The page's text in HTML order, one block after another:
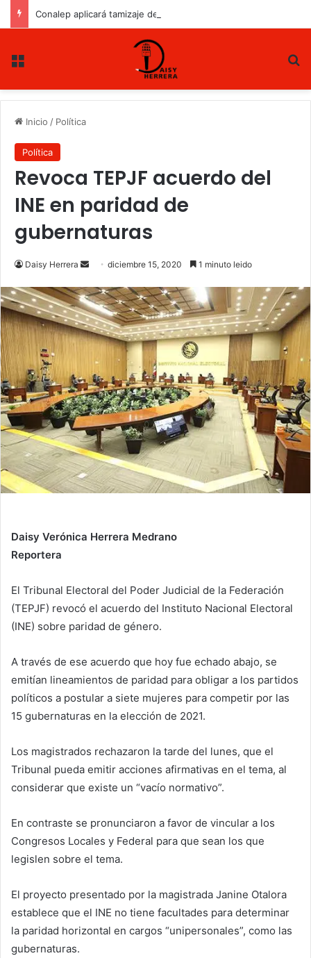
Inicio / Política
Política
Revoca TEPJF acuerdo del
INE en paridad de
gubernaturas
Daisy Herrera
n
d
a
m
a
i
l
diciembre 15, 2020 1 minuto leido
Daisy Verónica Herrera Medrano
Reportera
El Tribunal Electoral del Poder Judicial de la Federación
(TEPJF) revocó el acuerdo del Instituto Nacional Electoral
(INE) sobre paridad de género.
A través de ese acuerdo que hoy fue echado abajo, se
emitían lineamientos de paridad para obligar a los partidos
políticos a postular a siete mujeres para competir por las
15 gubernaturas en la elección de 2021.
Los magistrados rechazaron la tarde del lunes, que el
Tribunal pueda emitir acciones afirmativas en el tema, al
considerar que existe un “vacío normativo”.
En contraste se pronunciaron a favor de vincular a los
Congresos Locales y Federal para que sean los que
legislen sobre el tema.
El proyecto presentado por la magistrada Janine Otalora
establece que el INE no tiene facultades para determinar
la paridad horizontal en cargos “unipersonales”, como las
gubernaturas.